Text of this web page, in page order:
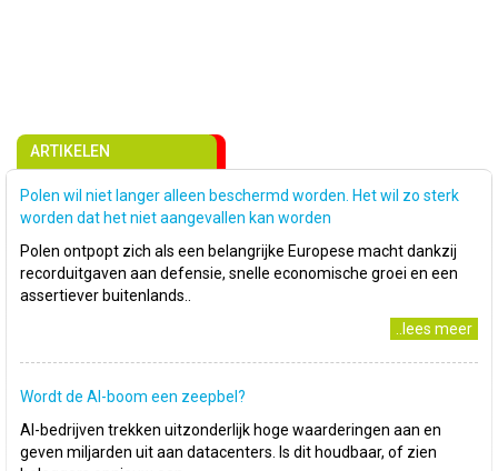
ARTIKELEN
Polen wil niet langer alleen beschermd worden. Het wil zo sterk
worden dat het niet aangevallen kan worden
Polen ontpopt zich als een belangrijke Europese macht dankzij
recorduitgaven aan defensie, snelle economische groei en een
assertiever buitenlands..
..lees meer
Wordt de AI-boom een zeepbel?
AI-bedrijven trekken uitzonderlijk hoge waarderingen aan en
geven miljarden uit aan datacenters. Is dit houdbaar, of zien